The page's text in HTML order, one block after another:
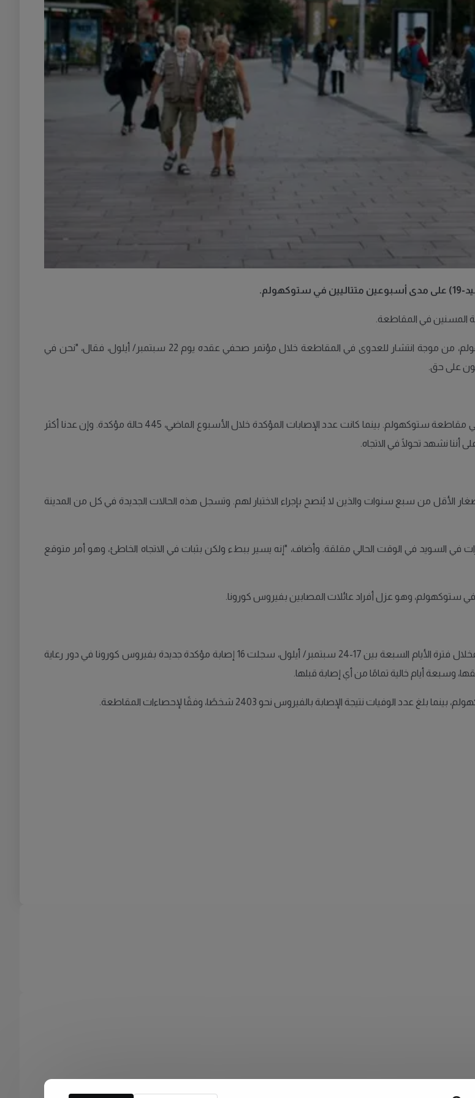
المسنين في المقاطعة.
سبق أن حذر بيورن إريكسون، مدير الصحة والرعاية الطبية في منطقة ستوكهولم، من موجة انتشار للعدوى في المقاطعة خلال مؤتمر صحفي عقده يوم 22 سبتمبر/ أيلول، فقال، "نحن في
على حق.
في مقاطعة ستوكهولم. بينما كانت عدد الإصابات المؤكدة خلال الأسبوع الماضي، 445 حالة مؤكدة. وإن عدنا أكثر
الأقل من سبع سنوات والذين لا يُنصح بإجراء الاختبار لهم. وتسجل هذه الحالات الجديدة في كل من المدينة
في السويد في الوقت الحالي مقلقة. وأضاف، "إنه يسير ببطء ولكن بثبات في الاتجاه الخاطئ، وهو أمر متوقع
ستوكهولم، وهو عزل أفراد عائلات المصابين بفيروس كورونا.
لا تستثنى دور رعاية المسنين من الموجة المتصاعدة للإصابات في ستوكهولم؛ فخلال فترة الأيام السبعة بين 17-24 سبتمبر/ أيلول، سجلت 16 إصابة مؤكدة جديدة بفيروس كورونا في دور رعاية